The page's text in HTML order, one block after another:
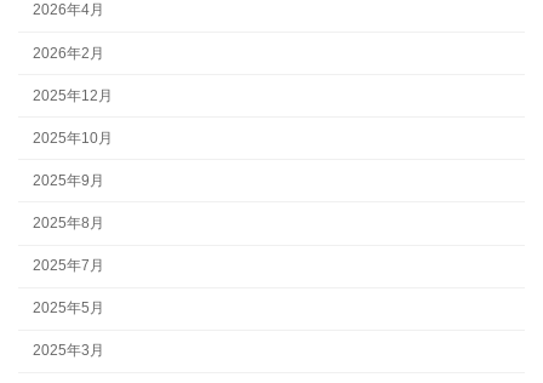
2026年4月
2026年2月
2025年12月
2025年10月
2025年9月
2025年8月
2025年7月
2025年5月
2025年3月